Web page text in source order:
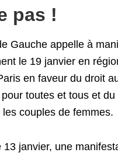
pas !
Gauche appelle à
le 19 janvier en
en faveur du droit
pour toutes et tous et
les couples de femmes.
13 janvier, une